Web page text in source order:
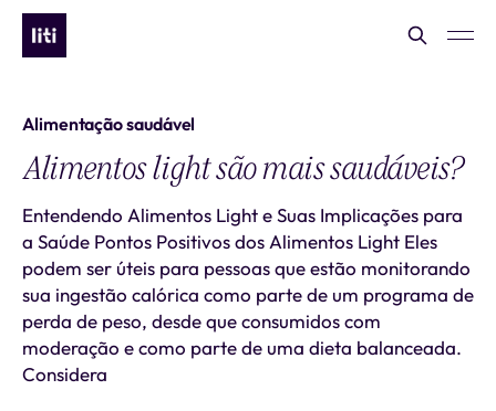
Alimentação saudável
Alimentos light são mais saudáveis?
Entendendo Alimentos Light e Suas Implicações para
a Saúde Pontos Positivos dos Alimentos Light Eles
podem ser úteis para pessoas que estão monitorando
sua ingestão calórica como parte de um programa de
perda de peso, desde que consumidos com
moderação e como parte de uma dieta balanceada.
Considera